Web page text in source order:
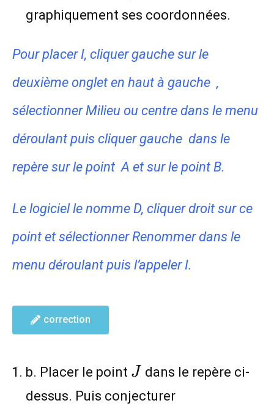
graphiquement ses coordonnées.
Pour placer I, cliquer gauche sur le
deuxième onglet en haut à gauche ,
sélectionner Milieu ou centre dans le menu
déroulant puis cliquer gauche dans le
repère sur le point A et sur le point B.
Le logiciel le nomme D, cliquer droit sur ce
point et sélectionner Renommer dans le
menu déroulant puis l’appeler I.
correction
b. Placer le point J
J dans le repère ci-
dessus. Puis conjecturer